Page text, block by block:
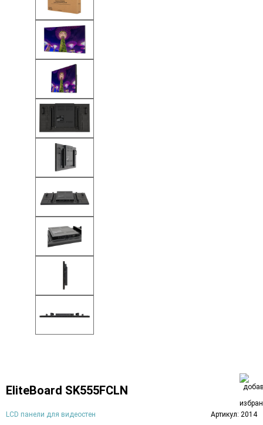
EliteBoard SK555FCLN
LCD панели для видеостен Артикул: 2014